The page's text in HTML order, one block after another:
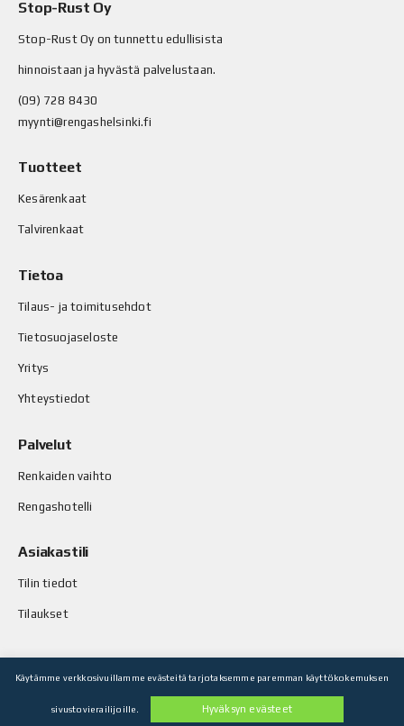
Stop-Rust Oy
Stop-Rust Oy on tunnettu edullisista
hinnoistaan ja hyvästä palvelustaan.
(09) 728 8430
myynti@rengashelsinki.fi
Tuotteet
Kesärenkaat
Talvirenkaat
Tietoa
Tilaus- ja toimitusehdot
Tietosuojaseloste
Yritys
Yhteystiedot
Palvelut
Renkaiden vaihto
Rengashotelli
Asiakastili
Tilin tiedot
Tilaukset
© Stop-Rust Oy. Kaikki oikeudet pidätetään.
Käytämme verkkosivuillamme evästeitä tarjotaksemme paremman käyttökokemuksen
sivustovierailijoille. Hyväksyn evästeet